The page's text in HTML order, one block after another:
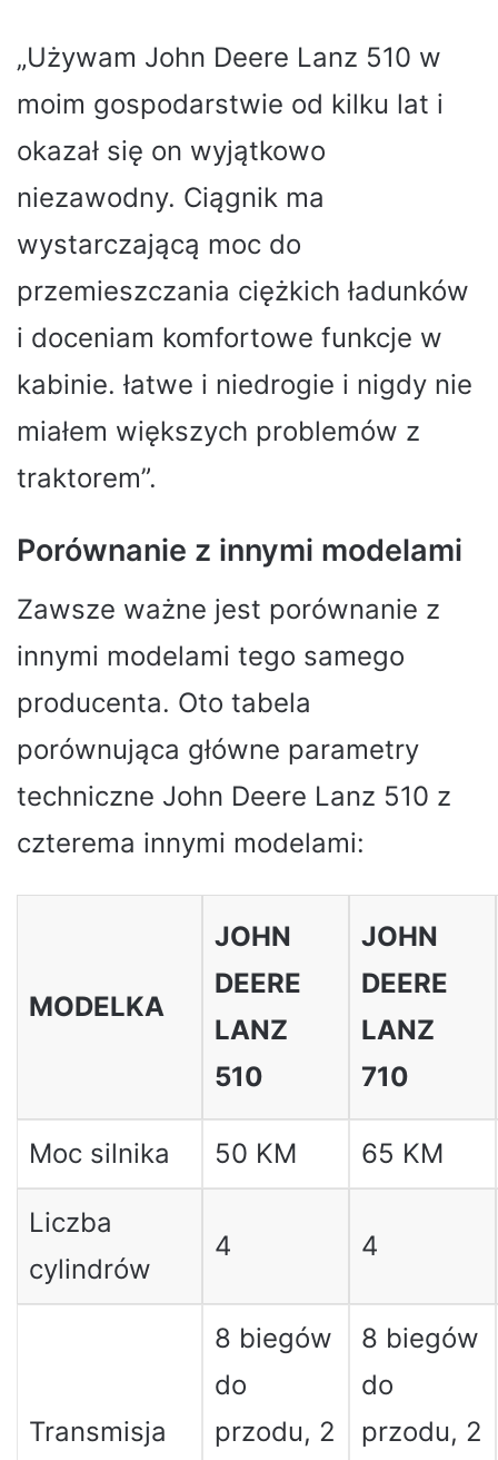
„Używam John Deere Lanz 510 w
moim gospodarstwie od kilku lat i
okazał się on wyjątkowo
niezawodny. Ciągnik ma
wystarczającą moc do
przemieszczania ciężkich ładunków
i doceniam komfortowe funkcje w
kabinie. łatwe i niedrogie i nigdy nie
miałem większych problemów z
traktorem”.
Porównanie z innymi modelami
Zawsze ważne jest porównanie z
innymi modelami tego samego
producenta. Oto tabela
porównująca główne parametry
techniczne John Deere Lanz 510 z
czterema innymi modelami:
MODELKA
JOHN
DEERE
LANZ
510
JOHN
DEERE
LANZ
710
Moc silnika 50 KM 65 KM
Liczba
cylindrów
4 4
Transmisja
8 biegów
do
przodu, 2
8 biegów
do
przodu, 2